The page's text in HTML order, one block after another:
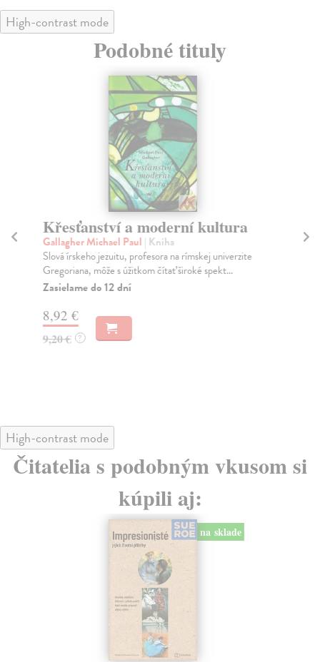
High-contrast mode
Podobné tituly
Křesťanství a moderní kultura
Gallagher Michael Paul | Kniha
Slová írskeho jezuitu, profesora na rímskej univerzite
Gregoriana, môže s úžitkom čítať široké spekt...
Zasielame do 12 dní
8,92 €
9,20 € ?
High-contrast mode
Čitatelia s podobným vkusom si
kúpili aj:
na sklade